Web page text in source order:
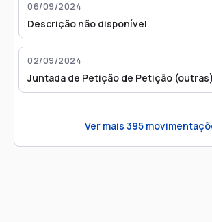
06/09/2024
Descrição não disponível
02/09/2024
Juntada de Petição de Petição (outras)
Ver mais 395